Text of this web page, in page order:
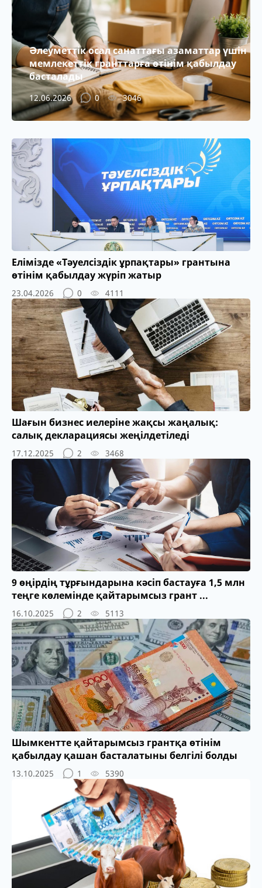
Әлеуметтік осал санаттағы азаматтар үшін
мемлекеттік гранттарға өтінім қабылдау
басталады
12.06.2026 0 3046
Елімізде «Тәуелсіздік ұрпақтары» грантына
өтінім қабылдау жүріп жатыр
23.04.2026 0 4111
Шағын бизнес иелеріне жақсы жаңалық:
салық декларациясы жеңілдетіледі
17.12.2025 2 3468
9 өңірдің тұрғындарына кәсіп бастауға 1,5 млн
теңге көлемінде қайтарымсыз грант ...
16.10.2025 2 5113
Шымкентте қайтарымсыз грантқа өтінім
қабылдау қашан басталатыны белгілі болды
13.10.2025 1 5390